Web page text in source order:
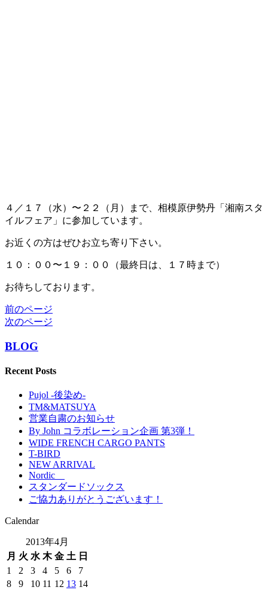
４／１７（水）〜２２（月）まで、相模原伊勢丹「湘南スタ
イルフェア」に参加しています。
お近くの方はぜひお立ち寄り下さい。
１０：００〜１９：００（最終日は、１７時まで）
お待ちしております。
前のページ
次のページ
BLOG
Recent Posts
Pujol -後染め-
TM&MATSUYA
営業自粛のお知らせ
By John コラボレーション企画 第3弾！
WIDE FRENCH CARGO PANTS
T-BIRD
NEW ARRIVAL
Nordic
スタンダードソックス
ご協力ありがとうございます！
Calendar
2013年4月
月 火 水 木 金 土 日
1
2 3 4 5 6
7
8
9 10 11 12 13 14